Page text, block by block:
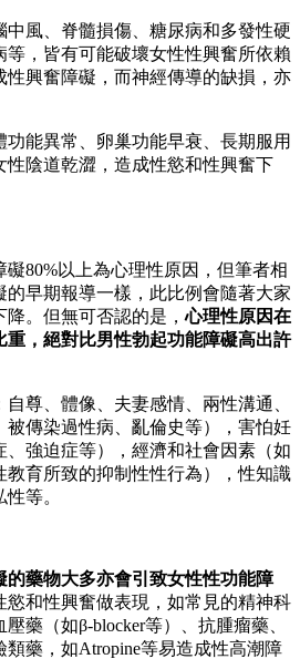
中風、脊髓損傷、糖尿病和多發性硬
，皆有可能破壞女性性興奮所依賴
性興奮障礙，而神經傳導的缺損，亦
功能異常、卵巢功能早衰、長期服用
性陰道乾澀，造成性慾和性興奮下
80%以上為心理性原因，但筆者相
早期報導一樣，此比例會隨著大家
降。但無可否認的是，心理性原因在
重，絕對比男性勃起功能障礙高出許
尊、體像、夫妻感情、兩性溝通、
被傳染過性病、亂倫史等），害怕妊
強迫症等），經濟和社會因素（如
教育所致的抑制性性行為），性知識
等。
的藥物大多亦會引致女性性功能障
慾和性興奮做表現，如常見的精神科
藥（如β-blocker等）、抗腫瘤藥、
藥，如Atropine等易造成性高潮障